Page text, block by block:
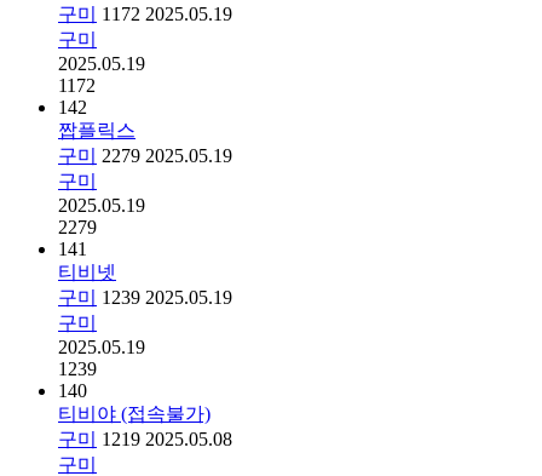
구미
1172 2025.05.19
구미
2025.05.19
1172
142
짭플릭스
구미
2279 2025.05.19
구미
2025.05.19
2279
141
티비넷
구미
1239 2025.05.19
구미
2025.05.19
1239
140
티비야 (접속불가)
구미
1219 2025.05.08
구미